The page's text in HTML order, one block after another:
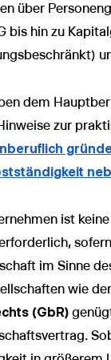
über
bis hin zu
dem
zur
ist
im Sinne
wie der
(GbR)